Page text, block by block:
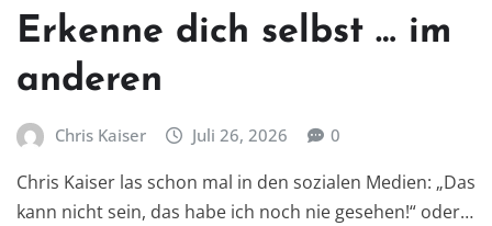
Erkenne dich selbst … im
anderen
Chris Kaiser Juli 26, 2026 0
Chris Kaiser las schon mal in den sozialen Medien: „Das
kann nicht sein, das habe ich noch nie gesehen!“ oder…